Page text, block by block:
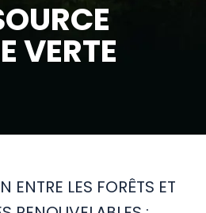
VERTE
ENTRE LES FORÊTS ET